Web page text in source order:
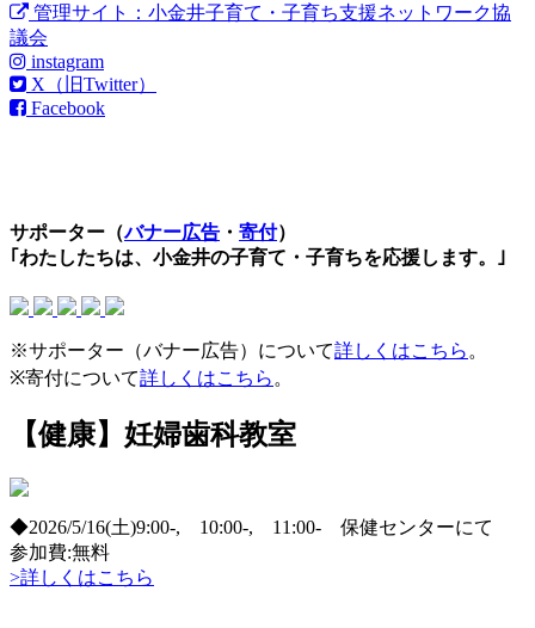
管理サイト：小金井子育て・子育ち支援ネットワーク協
議会
instagram
X（旧Twitter）
Facebook
サポーター（バナー広告 ・ 寄付）
｢わたしたちは、小金井の子育て・子育ちを応援します。｣
※サポーター（バナー広告）について詳しくはこちら 。
※寄付について詳しくはこちら 。
【健康】妊婦歯科教室
◆2026/5/16(土)9:00-, 10:00-, 11:00- 保健センターにて
参加費:無料
>詳しくはこちら